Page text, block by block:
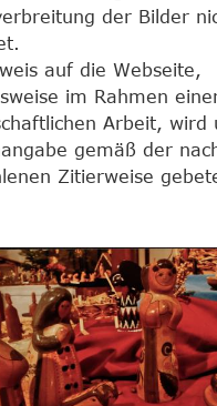
der Bilder
auf die Webseite,
im Rahmen
Arbeit, wird
gemäß der
Zitierweise